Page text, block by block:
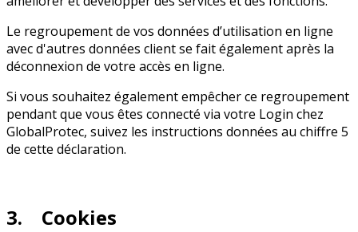
Le regroupement de vos données d’utilisation en ligne
avec d'autres données client se fait également après la
déconnexion de votre accès en ligne.
Si vous souhaitez également empêcher ce regroupement
pendant que vous êtes connecté via votre Login chez
GlobalProtec, suivez les instructions données au chiffre 5
de cette déclaration.
3. Cookies